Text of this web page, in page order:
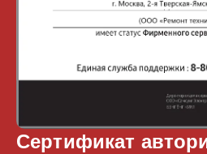
Сертификат